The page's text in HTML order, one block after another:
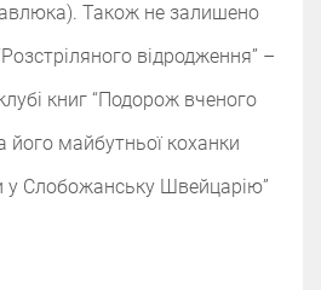
Також не залишено
відродження” –
книг “Подорож вченого
його майбутньої коханки
у Слобожанську Швейцарію”